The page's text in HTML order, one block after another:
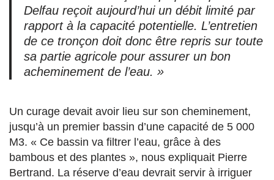
Delfau reçoit aujourd’hui un débit limité par
rapport à la capacité potentielle. L’entretien
de ce tronçon doit donc être repris sur toute
sa partie agricole pour assurer un bon
acheminement de l’eau. »
Un curage devait avoir lieu sur son cheminement,
jusqu’à un premier bassin d’une capacité de 5 000
M3. « Ce bassin va filtrer l’eau, grâce à des
bambous et des plantes », nous expliquait Pierre
Bertrand. La réserve d’eau devrait servir à irriguer